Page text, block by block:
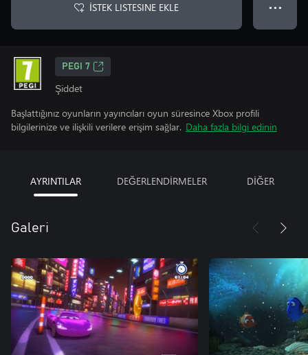
İSTEK LISTESINE EKLE ● ● ●
PEGI 7
Şiddet
Başlattığınız oyunların yayıncıları oyun süresince Xbox profili
bilgilerinize ve ilişkili verilere erişim sağlar. Daha fazla bilgi edinin
AYRINTILAR DEĞERLENDİRMELER DİĞER
Galeri